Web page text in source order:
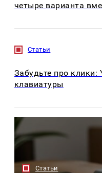
четыре варианта
Статьи
Забудьте про клики:
клавиатуры
Статьи